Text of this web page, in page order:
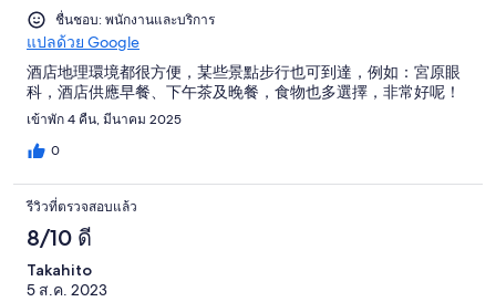
ชื่นชอบ: พนักงานและบริการ
แปลด้วย Google
酒店地理環境都很方便，某些景點步行也可到達，例如：宮原眼
科，酒店供應早餐、下午茶及晚餐，食物也多選擇，非常好呢！
เข้าพัก 4 คืน, มีนาคม 2025
0
รีวิวที่ตรวจสอบแล้ว
8/10 ดี
Takahito
5 ส.ค. 2023